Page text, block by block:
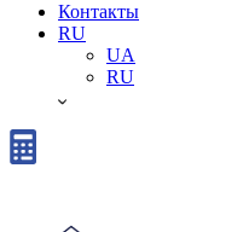
Контакты
RU
UA
RU